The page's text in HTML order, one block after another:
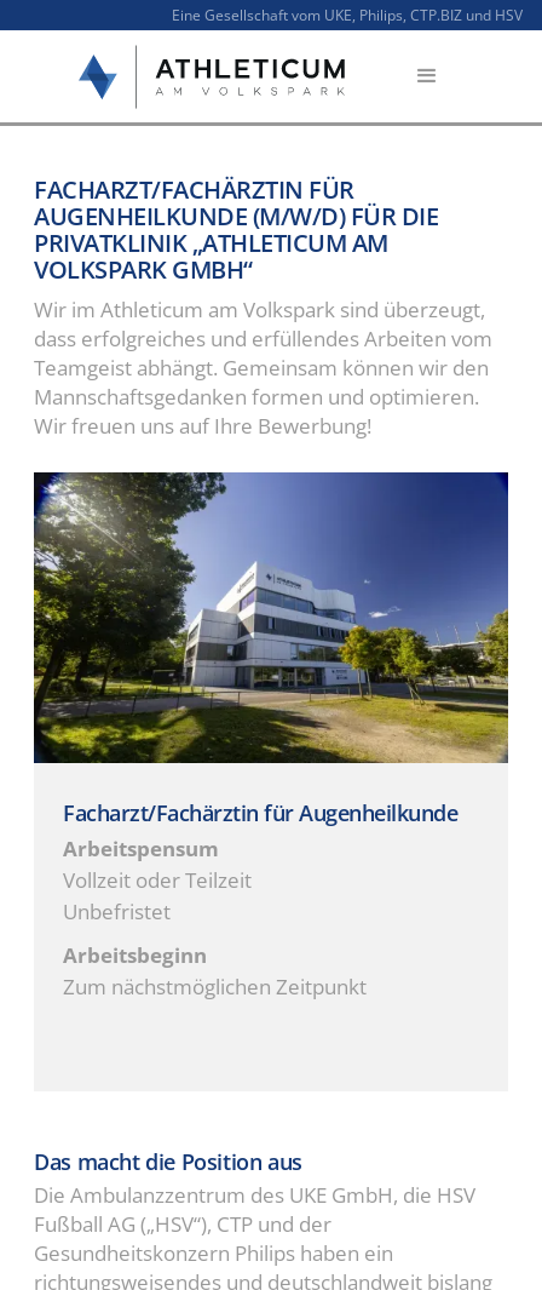
Eine Gesellschaft vom UKE, Philips, CTP.BIZ und HSV
FACHARZT/FACHÄRZTIN FÜR
AUGENHEILKUNDE (M/W/D) FÜR DIE
PRIVATKLINIK „ATHLETICUM AM
VOLKSPARK GMBH“
Wir im Athleticum am Volkspark sind überzeugt,
dass erfolgreiches und erfüllendes Arbeiten vom
Teamgeist abhängt. Gemeinsam können wir den
Mannschaftsgedanken formen und optimieren.
Wir freuen uns auf Ihre Bewerbung!
Facharzt/Fachärztin für Augenheilkunde
Arbeitspensum
Vollzeit oder Teilzeit
Unbefristet
Arbeitsbeginn
Zum nächstmöglichen Zeitpunkt
Das macht die Position aus
Die Ambulanzzentrum des UKE GmbH, die HSV
Fußball AG („HSV“), CTP und der
Gesundheitskonzern Philips haben ein
richtungsweisendes und deutschlandweit bislang